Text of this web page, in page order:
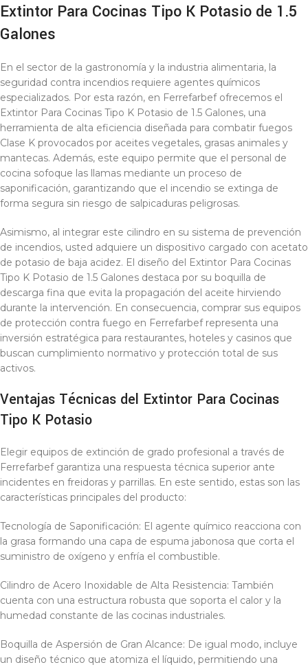
Extintor Para Cocinas Tipo K Potasio de 1.5
Galones
En el sector de la gastronomía y la industria alimentaria, la
seguridad contra incendios requiere agentes químicos
especializados. Por esta razón, en Ferrefarbef ofrecemos el
Extintor Para Cocinas Tipo K Potasio de 1.5 Galones, una
herramienta de alta eficiencia diseñada para combatir fuegos
Clase K provocados por aceites vegetales, grasas animales y
mantecas. Además, este equipo permite que el personal de
cocina sofoque las llamas mediante un proceso de
saponificación, garantizando que el incendio se extinga de
forma segura sin riesgo de salpicaduras peligrosas.
Asimismo, al integrar este cilindro en su sistema de prevención
de incendios, usted adquiere un dispositivo cargado con acetato
de potasio de baja acidez. El diseño del Extintor Para Cocinas
Tipo K Potasio de 1.5 Galones destaca por su boquilla de
descarga fina que evita la propagación del aceite hirviendo
durante la intervención. En consecuencia, comprar sus equipos
de protección contra fuego en Ferrefarbef representa una
inversión estratégica para restaurantes, hoteles y casinos que
buscan cumplimiento normativo y protección total de sus
activos.
Ventajas Técnicas del Extintor Para Cocinas
Tipo K Potasio
Elegir equipos de extinción de grado profesional a través de
Ferrefarbef garantiza una respuesta técnica superior ante
incidentes en freidoras y parrillas. En este sentido, estas son las
características principales del producto:
Tecnología de Saponificación: El agente químico reacciona con
la grasa formando una capa de espuma jabonosa que corta el
suministro de oxígeno y enfría el combustible.
Cilindro de Acero Inoxidable de Alta Resistencia: También
cuenta con una estructura robusta que soporta el calor y la
humedad constante de las cocinas industriales.
Boquilla de Aspersión de Gran Alcance: De igual modo, incluye
un diseño técnico que atomiza el líquido, permitiendo una